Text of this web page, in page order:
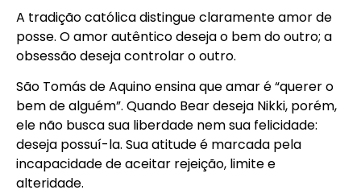
A tradição católica distingue claramente amor de
posse. O amor autêntico deseja o bem do outro; a
obsessão deseja controlar o outro.
São Tomás de Aquino ensina que amar é “querer o
bem de alguém”. Quando Bear deseja Nikki, porém,
ele não busca sua liberdade nem sua felicidade:
deseja possuí-la. Sua atitude é marcada pela
incapacidade de aceitar rejeição, limite e
alteridade.